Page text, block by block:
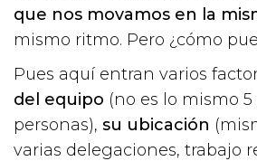
que nos movamos en la
mismo ritmo. Pero ¿cómo
Pues aquí entran varios
del equipo (no es lo mismo
personas), su ubicación
varias delegaciones, trabajo